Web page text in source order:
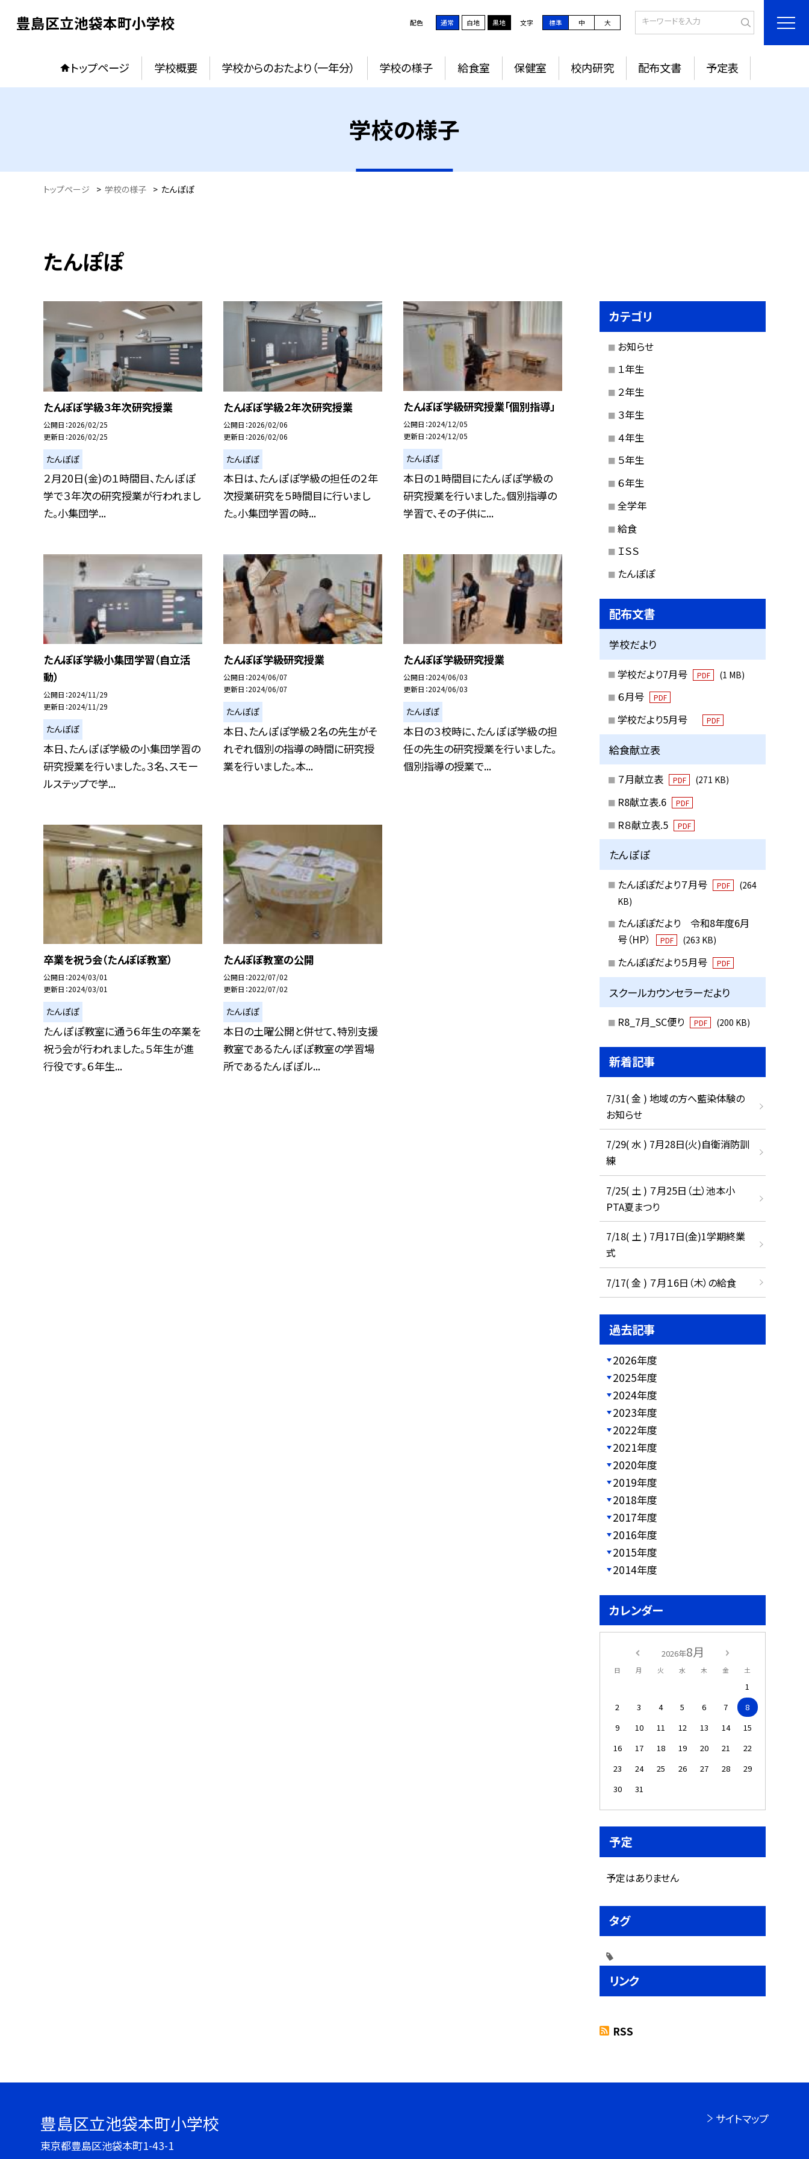
豊島区立池袋本町小学校 配色 通常 白地 黒地 文字 標準 中 大
トップページ 学校概要 学校からのおたより（一年分） 学校の様子 給食室 保健室 校内研究 配布文書 予定表
学校の様子
トップページ > 学校の様子 > たんぽぽ
たんぽぽ
たんぽぽ学級３年次研究授業
公開日 2026/02/25
更新日 2026/02/25
たんぽぽ
２月20日(金)の１時間目、たんぽぽ
学で３年次の研究授業が行われまし
た。小集団学...
たんぽぽ学級２年次研究授業
公開日 2026/02/06
更新日 2026/02/06
たんぽぽ
本日は、たんぽぽ学級の担任の２年
次授業研究を５時間目に行いまし
た。小集団学習の時...
たんぽぽ学級研究授業「個別指導」
公開日 2024/12/05
更新日 2024/12/05
たんぽぽ
本日の１時間目にたんぽぽ学級の
研究授業を行いました。個別指導の
学習で、その子供に...
たんぽぽ学級小集団学習（自立活
動）
公開日 2024/11/29
更新日 2024/11/29
たんぽぽ
本日、たんぽぽ学級の小集団学習の
研究授業を行いました。３名、スモー
ルステップで学...
たんぽぽ学級研究授業
公開日 2024/06/07
更新日 2024/06/07
たんぽぽ
本日、たんぽぽ学級２名の先生がそ
れぞれ個別の指導の時間に研究授
業を行いました。本...
たんぽぽ学級研究授業
公開日 2024/06/03
更新日 2024/06/03
たんぽぽ
本日の３校時に、たんぽぽ学級の担
任の先生の研究授業を行いました。
個別指導の授業で...
卒業を祝う会（たんぽぽ教室）
公開日 2024/03/01
更新日 2024/03/01
たんぽぽ
たんぽぽ教室に通う６年生の卒業を
祝う会が行われました。５年生が進
行役です。６年生...
たんぽぽ教室の公開
公開日 2022/07/02
更新日 2022/07/02
たんぽぽ
本日の土曜公開と併せて、特別支援
教室であるたんぽぽ教室の学習場
所であるたんぽぽル...
カテゴリ
お知らせ
１年生
２年生
３年生
４年生
５年生
６年生
全学年
給食
ＩＳＳ
たんぽぽ
配布文書
学校だより
学校だより7月号 PDF (1 MB)
６月号 PDF
学校だより5月号 PDF
給食献立表
７月献立表 PDF (271 KB)
R8献立表.6 PDF
R８献立表.5 PDF
たんぽぽ
たんぽぽだより７月号 PDF
(264
KB)
たんぽぽだより 令和8年度6月
号（HP）
PDF (263 KB)
たんぽぽだより５月号 PDF
スクールカウンセラーだより
R8_7月_SC便り PDF (200 KB)
新着記事
7/31( 金 ) 地域の方へ藍染体験の
お知らせ
7/29( 水 ) 7月28日(火)自衛消防訓
練
7/25( 土 ) ７月25日（土）池本小
PTA夏まつり
7/18( 土 ) 7月17日(金)1学期終業
式
7/17( 金 ) ７月１6日（木）の給食
過去記事
2026年度
2025年度
2024年度
2023年度
2022年度
2021年度
2020年度
2019年度
2018年度
2017年度
2016年度
2015年度
2014年度
カレンダー
2026年8月
日 月 火 水 木 金 土
1
2
3 4 5 6 7
8
9
10 11 12 13 14
15
16
17 18 19 20 21
22
23
24 25 26 27 28
29
30
31
予定
予定はありません
タグ
リンク
RSS
豊島区立池袋本町小学校
東京都豊島区池袋本町1-43-1
サイトマップ